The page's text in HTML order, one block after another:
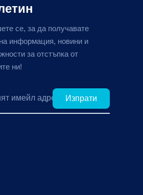
се, за да получавате
информация, новини и
за отстъпка от
ни!
Изпрати